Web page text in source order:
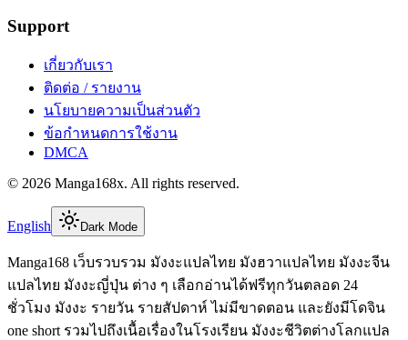
Support
เกี่ยวกับเรา
ติดต่อ / รายงาน
นโยบายความเป็นส่วนตัว
ข้อกำหนดการใช้งาน
DMCA
© 2026 Manga168x. All rights reserved.
English Dark Mode
Manga168 เว็บรวบรวม มังงะแปลไทย มังฮวาแปลไทย มังงะจีน
แปลไทย มังงะญี่ปุ่น ต่าง ๆ เลือกอ่านได้ฟรีทุกวันตลอด 24
ชั่วโมง มังงะ รายวัน รายสัปดาห์ ไม่มีขาดตอน และยังมีโดจิน
one short รวมไปถึงเนื้อเรื่องในโรงเรียน มังงะชีวิตต่างโลกแปล